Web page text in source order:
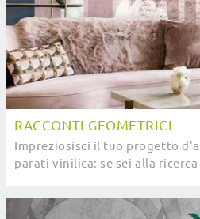
RACCONTI GEOMETRICI
Impreziosisci il tuo progetto
parati vinilica: se sei alla